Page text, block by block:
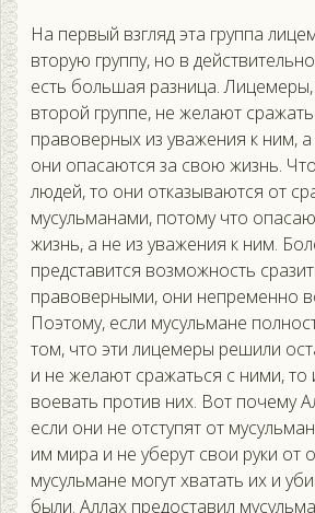
На первый взгляд эта группа
вторую группу, но в
есть большая разница.
второй группе, не желают
правоверных из уважения к ним,
они опасаются за свою жизнь.
людей, то они отказываются от
мусульманами, потому что
жизнь, а не из уважения к ним.
представится возможность
правоверными, они непременно
Поэтому, если мусульмане
том, что эти лицемеры решили
и не желают сражаться с ними,
воевать против них. Вот почему
если они не отступят от
им мира и не уберут свои руки от
мусульмане могут хватать их и
были. Аллах предоставил